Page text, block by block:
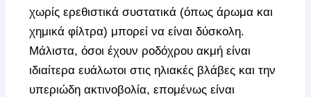
χωρίς ερεθιστικά συστατικά (όπως άρωμα και
χημικά φίλτρα) μπορεί να είναι δύσκολη.
Μάλιστα, όσοι έχουν ροδόχρου ακμή είναι
ιδιαίτερα ευάλωτοι στις ηλιακές βλάβες και την
υπεριώδη ακτινοβολία, επομένως είναι